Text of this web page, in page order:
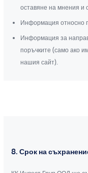
оставяне на мнения и
Информация относно
Информация за
поръчките (само ако
нашия сайт).
8. Срок на